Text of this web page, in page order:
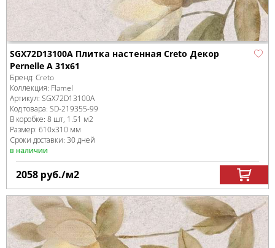
SGX72D13100A Плитка настенная Creto Декор
Pernelle A 31х61
Бренд: Creto
Коллекция: Flamel
Артикул: SGX72D13100A
Код товара: SD-219355-99
В коробке: 8 шт, 1.51 м2
Размер: 610x310 мм
Сроки доставки: 30 дней
в наличии
2058 руб./м2